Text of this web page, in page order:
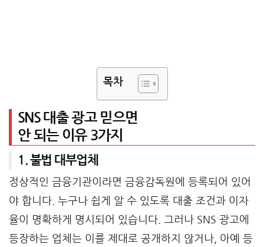
목차
SNS 대출 광고 믿으면
안 되는 이유 3가지
1. 불법 대부업체
정상적인 금융기관이라면 금융감독원에 등록되어 있어
야 합니다. 누구나 쉽게 알 수 있도록 대출 조건과 이자
율이 명확하게 명시되어 있습니다. 그러나 SNS 광고에
등장하는 업체는 이를 제대로 공개하지 않거나, 아예 등